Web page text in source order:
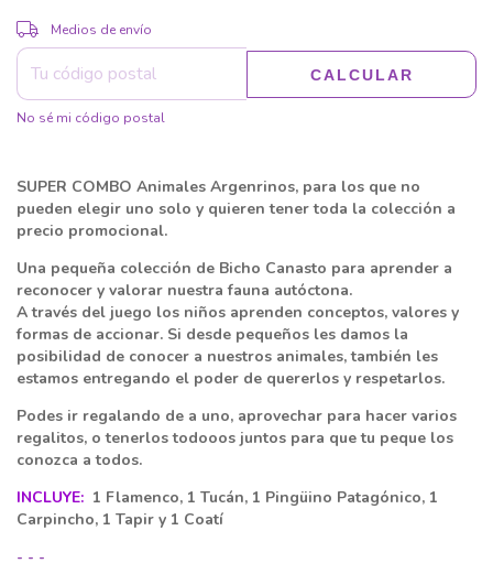
Entregas para el CP:
Medios de envío
CALCULAR
No sé mi código postal
SUPER COMBO Animales Argenrinos, para los que no
pueden elegir uno solo y quieren tener toda la colección a
precio promocional.
Una pequeña colección de Bicho Canasto para aprender a
reconocer y valorar nuestra fauna autóctona.
A través del juego los niños aprenden conceptos, valores y
formas de accionar. Si desde pequeños les damos la
posibilidad de conocer a nuestros animales, también les
estamos entregando el poder de quererlos y respetarlos.
Podes ir regalando de a uno, aprovechar para hacer varios
regalitos, o tenerlos todooos juntos para que tu peque los
conozca a todos.
INCLUYE: 1 Flamenco, 1 Tucán, 1 Pingüino Patagónico, 1
Carpincho, 1 Tapir y 1 Coatí
- - -